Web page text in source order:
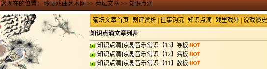
您现在的位置：玲珑戏曲艺术网>>菊坛文萃>>知识点滴
菊坛文萃首页 剧评赏析 往事钩沉 知识点滴 戏里戏外 说戏谈史
知识点滴文章列表
[知识点滴]京剧音乐常识【13】导板
[知识点滴]京剧音乐常识【12】摇板
[知识点滴]京剧音乐常识【11】散板